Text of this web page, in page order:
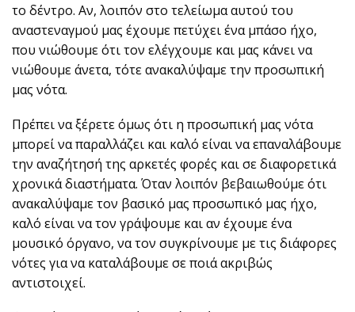
το δέντρο. Αν, λοιπόν στο τελείωμα αυτού του
αναστεναγμού μας έχουμε πετύχει ένα μπάσο ήχο,
που νιώθουμε ότι τον ελέγχουμε και μας κάνει να
νιώθουμε άνετα, τότε ανακαλύψαμε την προσωπική
μας νότα.
Πρέπει να ξέρετε όμως ότι η προσωπική μας νότα
μπορεί να παραλλάζει και καλό είναι να επαναλάβουμε
την αναζήτησή της αρκετές φορές και σε διαφορετικά
χρονικά διαστήματα. Όταν λοιπόν βεβαιωθούμε ότι
ανακαλύψαμε τον βασικό μας προσωπικό μας ήχο,
καλό είναι να τον γράψουμε και αν έχουμε ένα
μουσικό όργανο, να τον συγκρίνουμε με τις διάφορες
νότες για να καταλάβουμε σε ποιά ακριβώς
αντιστοιχεί.